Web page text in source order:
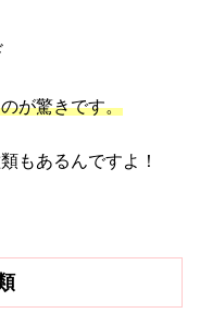
が驚きです。
もあるんですよ！